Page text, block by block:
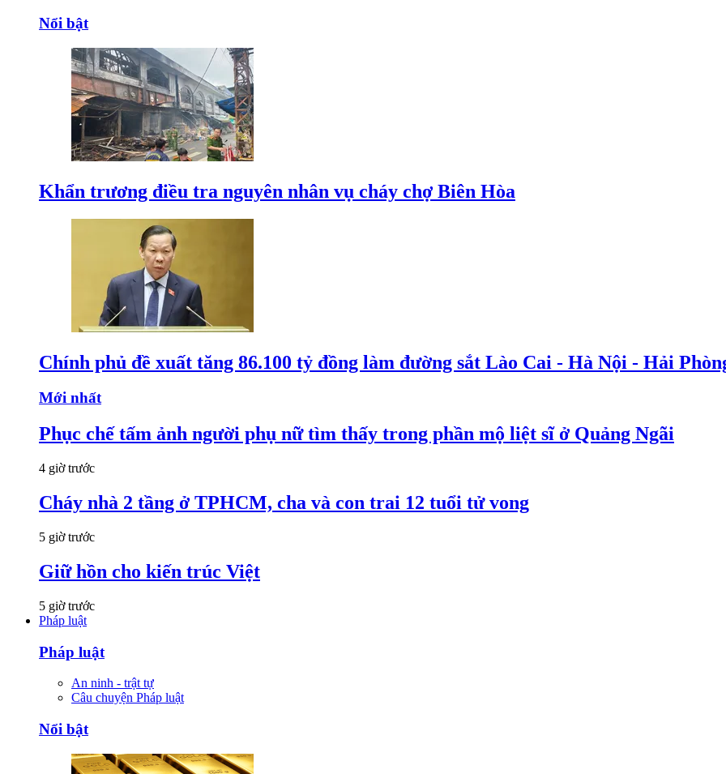
Nổi bật
Khẩn trương điều tra nguyên nhân vụ cháy chợ Biên Hòa
Chính phủ đề xuất tăng 86.100 tỷ đồng làm đường sắt Lào Cai - Hà Nội - Hải
Mới nhất
Phục chế tấm ảnh người phụ nữ tìm thấy trong phần mộ liệt sĩ ở Quảng Ngãi
4 giờ trước
Cháy nhà 2 tầng ở TPHCM, cha và con trai 12 tuổi tử vong
5 giờ trước
Giữ hồn cho kiến trúc Việt
5 giờ trước
Pháp luật
Pháp luật
An ninh - trật tự
Câu chuyện Pháp luật
Nổi bật